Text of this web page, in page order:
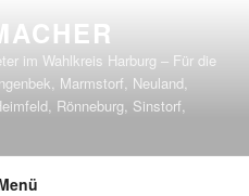
im Wahlkreis Harburg – Für die
Marmstorf, Neuland,
Rönneburg, Sinstorf,